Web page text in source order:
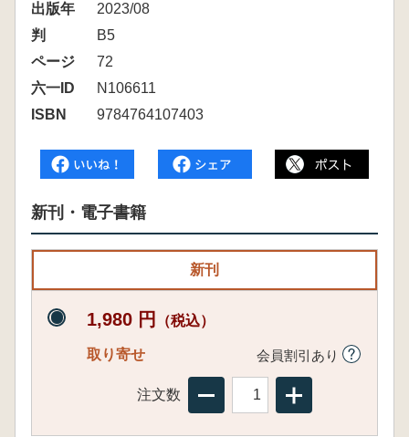
出版年
2023/08
判
B5
ページ
72
六一ID
N106611
ISBN
9784764107403
新刊・電子書籍
新刊
1,980 円 （税込）
取り寄せ 会員割引あり
注文数